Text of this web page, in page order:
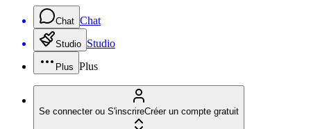
Chat Chat
Studio Studio
Plus Plus
Se connecter ou S'inscrireCréer un compte gratuit